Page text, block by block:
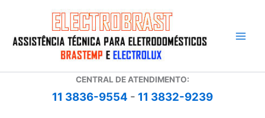
conteúdo
CENTRAL DE ATENDIMENTO:
11 3836-9554 - 11 3832-9239